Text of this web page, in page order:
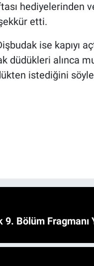
hediyelerinden
etti.
ise kapıyı
düdükleri alınca
istediğini
Bölüm Fragmanı